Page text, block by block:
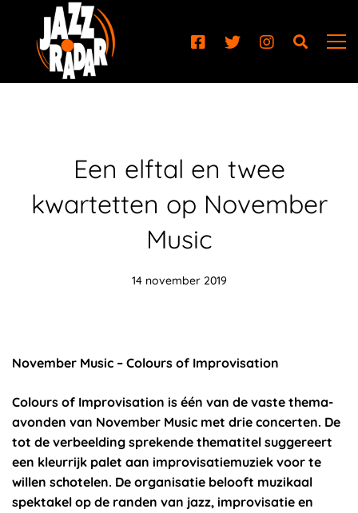
Een elftal en twee
kwartetten op November
Music
14 november 2019
November Music – Colours of Improvisation
Colours of Improvisation is één van de vaste thema-
avonden van November Music met drie concerten. De
tot de verbeelding sprekende thematitel suggereert
een kleurrijk palet aan improvisatiemuziek voor te
willen schotelen. De organisatie belooft muzikaal
spektakel op de randen van jazz, improvisatie en